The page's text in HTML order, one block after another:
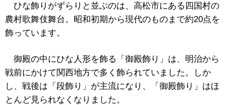
ひな飾りがずらりと並ぶのは、高松市にある四国村の
農村歌舞伎舞台。昭和初期から現代のものまで約20点を
飾っています。
御殿の中にひな人形を飾る「御殿飾り」は、明治から
戦前にかけて関西地方で多く飾られていました。しか
し、戦後は「段飾り」が主流になり、「御殿飾り」はほ
とんど見られなくなりました。